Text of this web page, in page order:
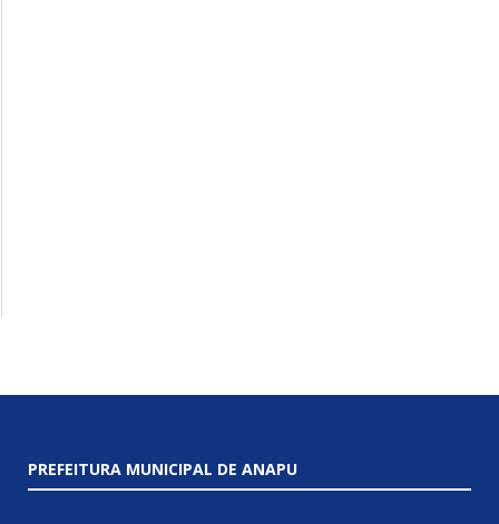
PREFEITURA MUNICIPAL DE ANAPU